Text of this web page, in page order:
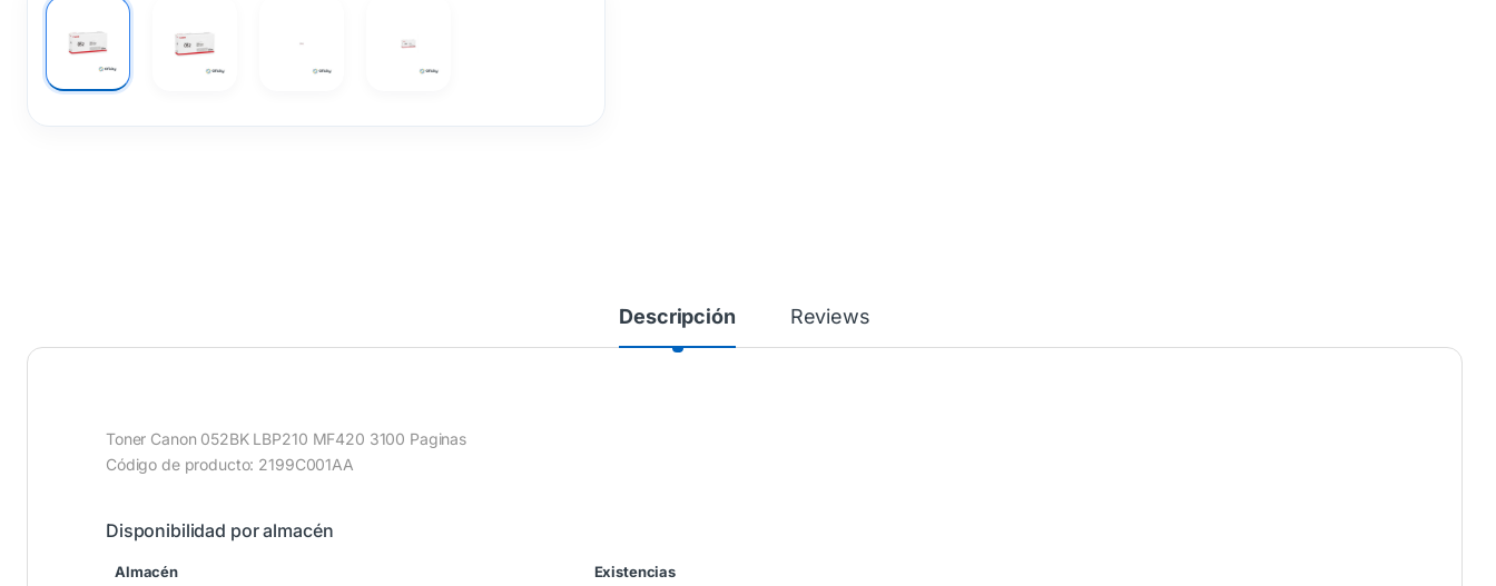
Descripción Reviews
Toner Canon 052BK LBP210 MF420 3100 Paginas
Código de producto: 2199C001AA
Disponibilidad por almacén
Almacén Existencias